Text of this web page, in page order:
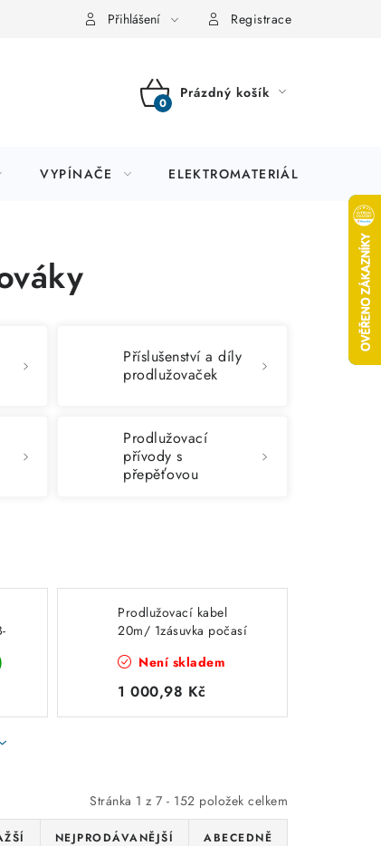
Přihlášení Registrace
NÁKUPNÍ
Prázdný košík
VYPÍNAČE ELEKTROMATERIÁL
Příslušenství a díly
prodlužovaček
Prodlužovací
přívody s
přepěťovou
Prodlužovací kabel
20m/ 1zásuvka počasí
1,5mm2 barva modrá
EMOS P01420W
Není skladem
1 000,98 Kč
Stránka 1 z 7 - 152 položek celkem
NEJPRODÁVANĚJŠÍ ABECEDNĚ